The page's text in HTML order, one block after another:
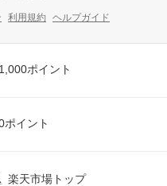
利用規約 ヘルプガイド
ポイント
イント
楽天市場トップ